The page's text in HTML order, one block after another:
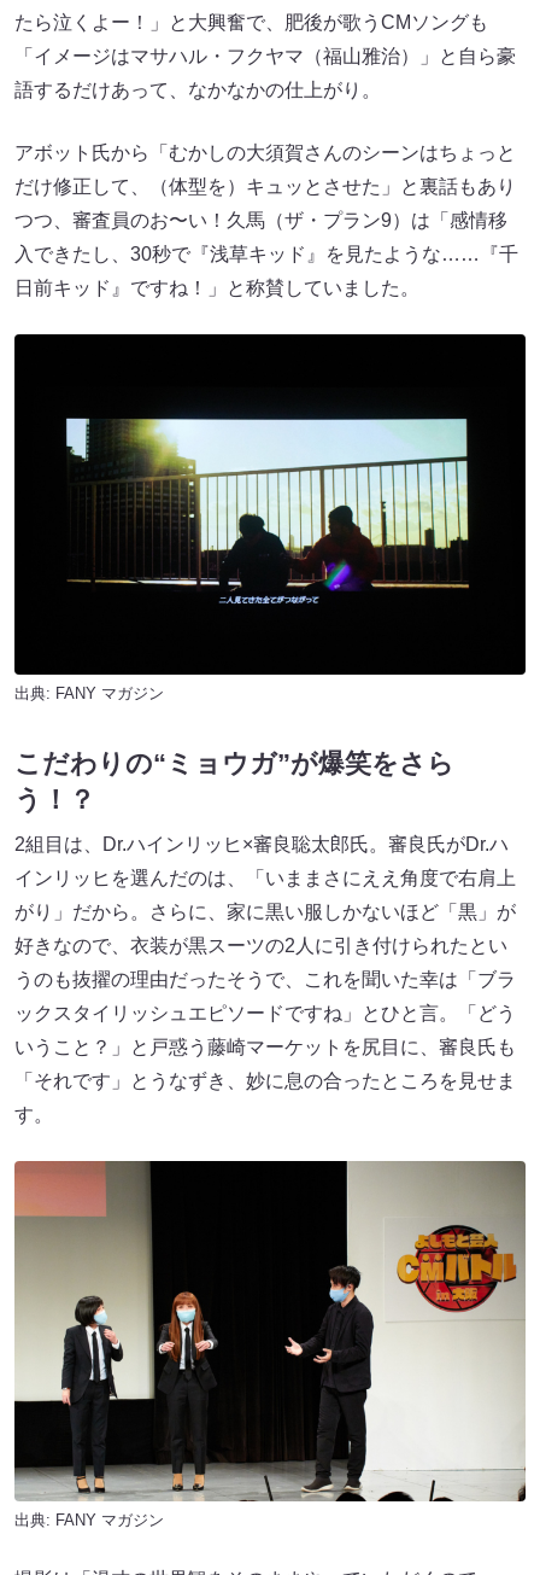
たら泣くよー！」と大興奮で、肥後が歌うCMソングも
「イメージはマサハル・フクヤマ（福山雅治）」と自ら豪
語するだけあって、なかなかの仕上がり。
アボット氏から「むかしの大須賀さんのシーンはちょっと
だけ修正して、（体型を）キュッとさせた」と裏話もあり
つつ、審査員のお〜い！久馬（ザ・プラン9）は「感情移
入できたし、30秒で『浅草キッド』を見たような……『千
日前キッド』ですね！」と称賛していました。
出典: FANY マガジン
こだわりの“ミョウガ”が爆笑をさら
う！？
2組目は、Dr.ハインリッヒ×審良聡太郎氏。審良氏がDr.ハ
インリッヒを選んだのは、「いままさにええ角度で右肩上
がり」だから。さらに、家に黒い服しかないほど「黒」が
好きなので、衣装が黒スーツの2人に引き付けられたとい
うのも抜擢の理由だったそうで、これを聞いた幸は「ブラ
ックスタイリッシュエピソードですね」とひと言。「どう
いうこと？」と戸惑う藤崎マーケットを尻目に、審良氏も
「それです」とうなずき、妙に息の合ったところを見せま
す。
出典: FANY マガジン